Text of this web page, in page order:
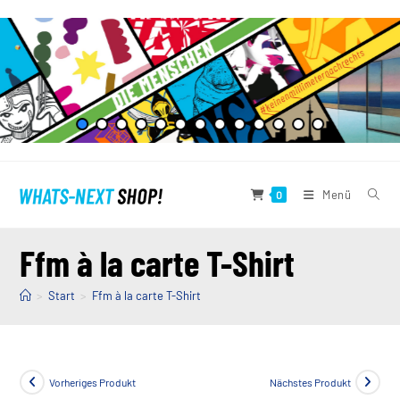
Inhalt
springen
0 Menü
Ffm à la carte T-Shirt
> Start > Ffm à la carte T-Shirt
Vorheriges Produkt Nächstes Produkt